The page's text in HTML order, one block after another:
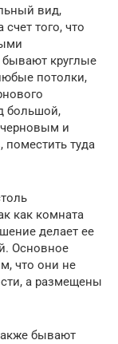
вид,
того, что
бывают круглые
потолки,
большой,
и
туда
как комната
делает ее
Основное
что они не
а размещены
бывают